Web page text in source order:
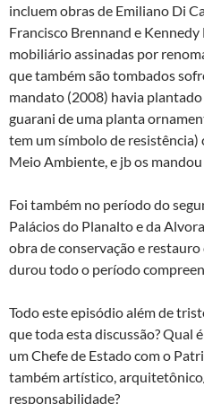
incluem obras de Emiliano Di
Francisco Brennand e Kennedy
mobiliário assinadas por
que também são tombados
mandato (2008) havia
guarani de uma planta
tem um símbolo de
Meio Ambiente, e jb os
Foi também no período do
Palácios do Planalto e da
obra de conservação e
durou todo o período
Todo este episódio além de
que toda esta discussão? Qual
um Chefe de Estado com o
também artístico,
responsabilidade?